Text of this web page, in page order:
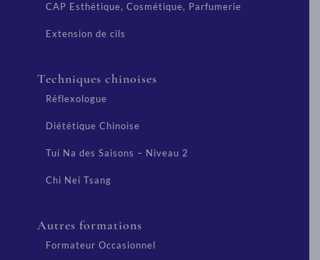
CAP Esthétique, Cosmétique, Parfumerie
Extension de cils
Techniques chinoises
Réflexologue
Diététique Chinoise
Tui Na des Saisons – Niveau 2
Chi Nei Tsang
Autres formations
Formateur Occasionnel